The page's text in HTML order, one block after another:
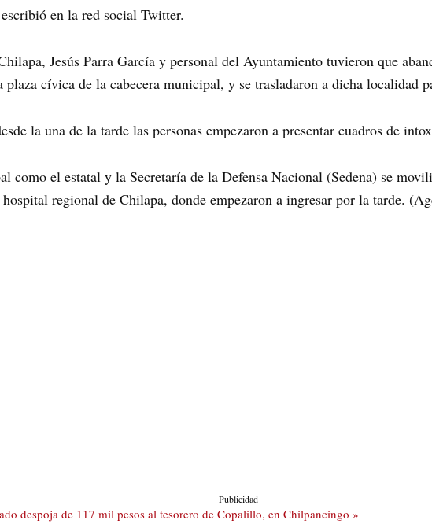
en la red social Twitter.
Jesús Parra García y personal del Ayuntamiento tuvieron que
plaza cívica de la cabecera municipal, y se trasladaron a dicha localidad
la una de la tarde las personas empezaron a presentar cuadros de
como el estatal y la Secretaría de la Defensa Nacional (Sedena) se
regional de Chilapa, donde empezaron a ingresar por la tarde.
Publicidad
despoja de 117 mil pesos al tesorero de Copalillo, en Chilpancingo »